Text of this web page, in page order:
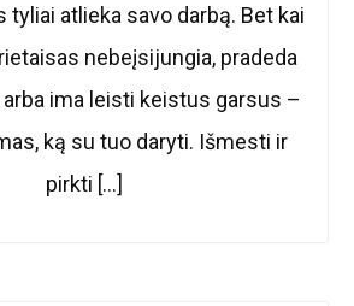
tyliai atlieka savo darbą. Bet kai
nebeįsijungia, pradeda
ima leisti keistus garsus –
ką su tuo daryti. Išmesti ir
pirkti […]